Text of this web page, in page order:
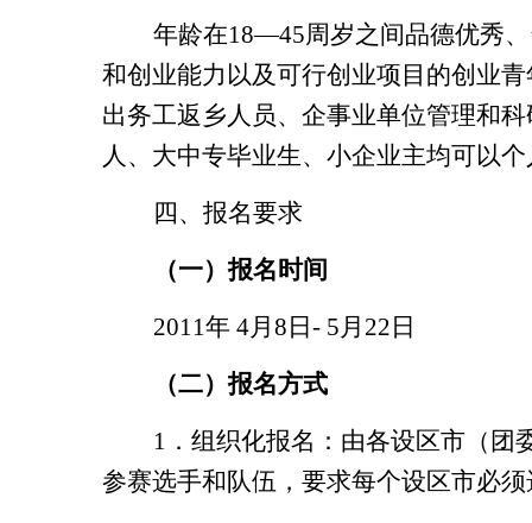
年龄在18—45周岁之间品德优秀
和创业能力以及可行创业项目的创业
出务工返乡人员、企事业单位管理和
人、大中专毕业生、小企业主均可以
四、报名要求
（一）报名时间
2011年 4月 8 日 - 5月22 日
（二）报名方式
1 ．组织化报名：由各设区市（
参赛选手和队伍，要求每个设区市必